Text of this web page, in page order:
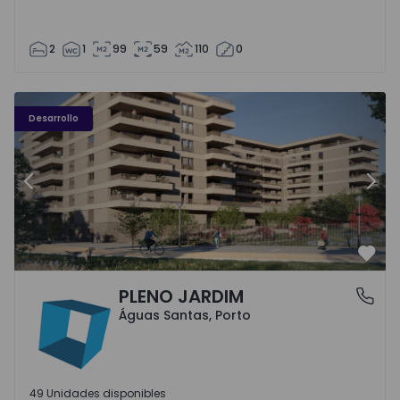
2 1 99 59 110 0
Desarrollo
PLENO JARDIM - 3
Anterior
Águas Santas, PortoPLENO JARDIM
Águas Santas, Porto
49 Unidades disponibles